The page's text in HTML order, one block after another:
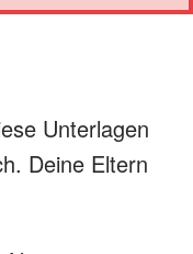
Unterlagen
Deine Eltern